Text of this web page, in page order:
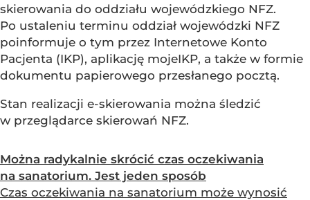
skierowania do oddziału wojewódzkiego NFZ.
Po ustaleniu terminu oddział wojewódzki NFZ
poinformuje o tym przez Internetowe Konto
Pacjenta (IKP), aplikację mojeIKP, a także w formie
dokumentu papierowego przesłanego pocztą.
Stan realizacji e-skierowania można śledzić
w przeglądarce skierowań NFZ.
Można radykalnie skrócić czas oczekiwania
na sanatorium. Jest jeden sposób
Czas oczekiwania na sanatorium może wynosić